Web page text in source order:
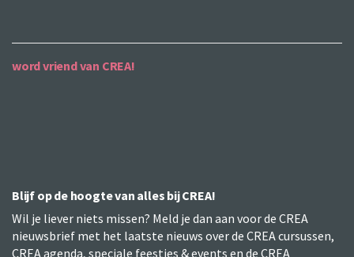
word vriend van CREA!
Blijf op de hoogte van alles bij CREA!
Wil je liever niets missen? Meld je dan aan voor de CREA
nieuwsbrief met het laatste nieuws over de CREA cursussen,
CREA agenda, speciale feestjes & events en de CREA